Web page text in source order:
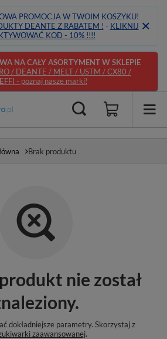
PROMOCJA W TWOIM KOSZYKU!
DEANTE Z RABATEM ! - KLIKNIJ
KOD - 10% !!!!
NA CAŁY ASORTYMENT W SKLEPIE
/ DEANTE / MELT / USTM / CX80 /
- poznaj nasze marki!
Brak produktu
nie został
dokładniejsze parametry. Skorzystaj z
zaawansowanej.